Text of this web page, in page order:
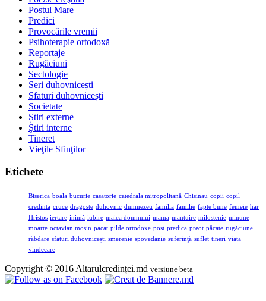
Postul Mare
Predici
Provocările vremii
Psihoterapie ortodoxă
Reportaje
Rugăciuni
Sectologie
Seri duhovnicești
Sfaturi duhovnicești
Societate
Știri externe
Ştiri interne
Tineret
Vieţile Sfinţilor
Etichete
Biserica boala bucurie casatorie catedrala mitropolitană Chisinau copii copil
credinta cruce dragoste duhovnic dumnezeu familia familie fapte bune femeie har
Hristos iertare inimă iubire maica domnului mama mantuire milostenie minune
moarte octavian mosin pacat pilde ortodoxe post predica preot păcate rugăciune
răbdare sfaturi duhovnicești smerenie spovedanie suferinţă suflet tineri viata
vindecare
Copyright © 2016 Altarulcredinței.md versiune beta